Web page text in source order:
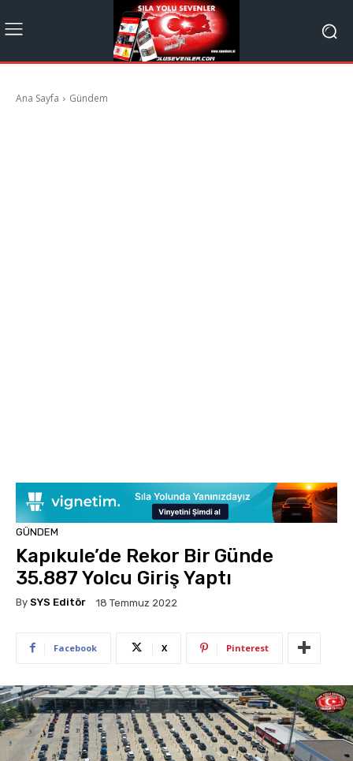
Ana Sayfa Gündem
GÜNDEM
Kapıkule’de Rekor Bir Günde
35.887 Yolcu Giriş Yaptı
By SYS Editör 18 Temmuz 2022
Facebook X Pinterest